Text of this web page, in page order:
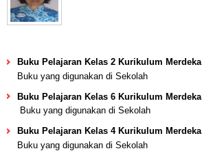
Buku Pelajaran Kelas 2 Kurikulum Merdeka
Buku yang digunakan di Sekolah
Buku Pelajaran Kelas 6 Kurikulum Merdeka
Buku yang digunakan di Sekolah
Buku Pelajaran Kelas 4 Kurikulum Merdeka
Buku yang digunakan di Sekolah